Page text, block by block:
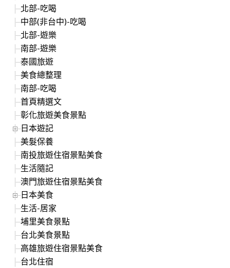
北部-吃喝
中部(非台中)-吃喝
北部-遊樂
南部-遊樂
泰國旅遊
美食總整理
南部-吃喝
首頁精選文
彰化旅遊美食景點
日本遊記
美髮保養
南投旅遊住宿景點美食
生活隨記
澳門旅遊住宿景點美食
日本美食
生活-居家
埔里美食景點
台北美食景點
高雄旅遊住宿景點美食
台北住宿